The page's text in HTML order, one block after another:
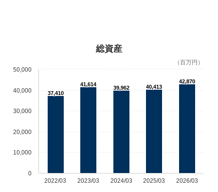
（百万円）
総資産
37,410
41,614
39,962 40,413
42,870
2022/03 2023/03 2024/03 2025/03 2026/03
0
10,000
20,000
30,000
40,000
50,000